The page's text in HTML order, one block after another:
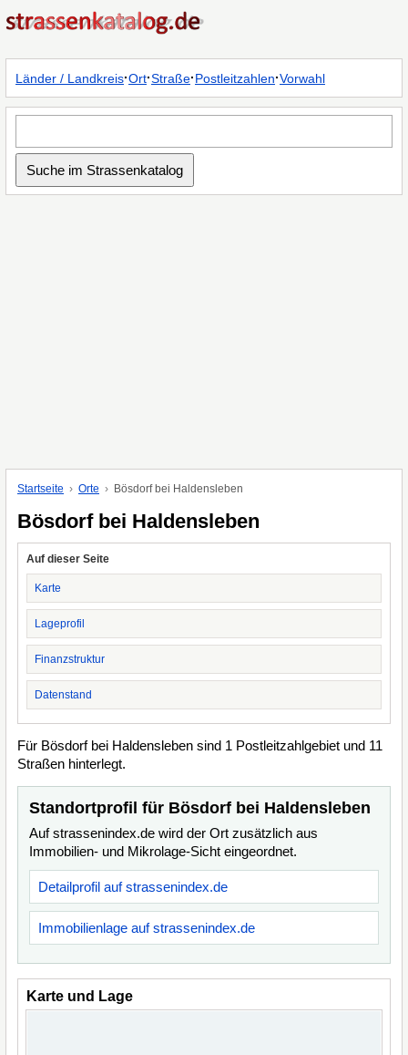
Länder / Landkreis·Ort·Straße·Postleitzahlen·Vorwahl
Startseite Orte Bösdorf bei Haldensleben
Bösdorf bei Haldensleben
Auf dieser Seite
Karte
Lageprofil
Finanzstruktur
Datenstand
Für Bösdorf bei Haldensleben sind 1 Postleitzahlgebiet und 11
Straßen hinterlegt.
Standortprofil für Bösdorf bei Haldensleben
Auf strassenindex.de wird der Ort zusätzlich aus
Immobilien- und Mikrolage-Sicht eingeordnet.
Detailprofil auf strassenindex.de
Immobilienlage auf strassenindex.de
Karte und Lage